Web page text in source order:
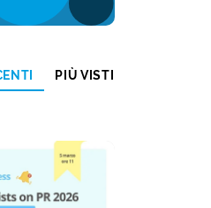
PIÙ VISTI